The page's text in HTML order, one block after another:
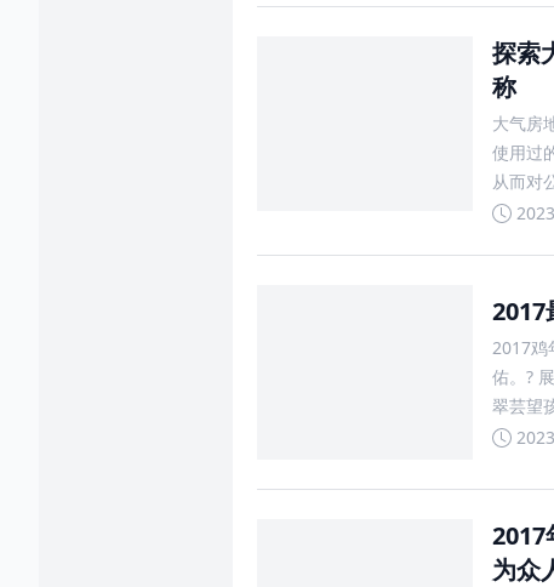
探索
称
大气房
使用过
从而对
的房产
2017
2017鸡
佑。?
翠芸望
母非常
2017
为众